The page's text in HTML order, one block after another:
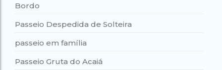
Bordo
Passeio Despedida de Solteira
passeio em família
Passeio Gruta do Acaiá